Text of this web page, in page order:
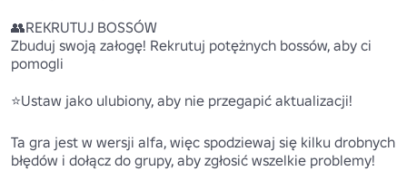
👥REKRUTUJ BOSSÓW
Zbuduj swoją załogę! Rekrutuj potężnych bossów, aby ci
pomogli
⭐Ustaw jako ulubiony, aby nie przegapić aktualizacji!
Ta gra jest w wersji alfa, więc spodziewaj się kilku drobnych
błędów i dołącz do grupy, aby zgłosić wszelkie problemy!